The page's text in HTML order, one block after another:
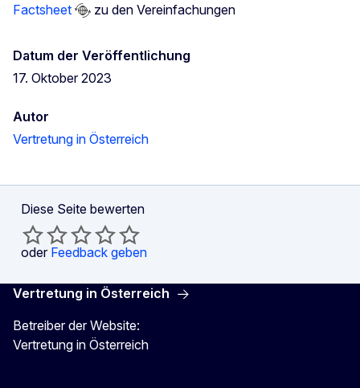
Factsheet
zu den Vereinfachungen
Datum der Veröffentlichung
17. Oktober 2023
Autor
Vertretung in Österreich
Diese Seite bewerten
oder Feedback geben
Vertretung in Österreich
Betreiber der Website:
Vertretung in Österreich